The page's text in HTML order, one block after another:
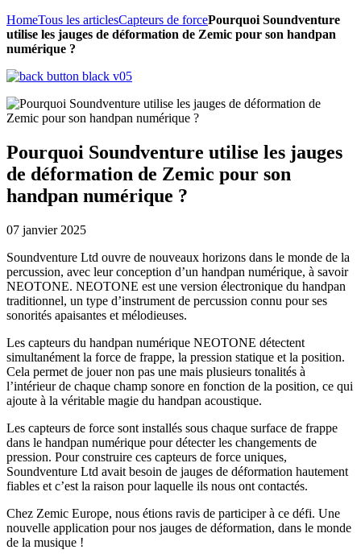
HomeTous les articlesCapteurs de forcePourquoi Soundventure
utilise les jauges de déformation de Zemic pour son handpan
numérique ?
Pourquoi Soundventure utilise les jauges
de déformation de Zemic pour son
handpan numérique ?
07 janvier 2025
Soundventure Ltd ouvre de nouveaux horizons dans le monde de la
percussion, avec leur conception d’un handpan numérique, à savoir
NEOTONE. NEOTONE est une version électronique du handpan
traditionnel, un type d’instrument de percussion connu pour ses
sonorités apaisantes et mélodieuses.
Les capteurs du handpan numérique NEOTONE détectent
simultanément la force de frappe, la pression statique et la position.
Cela permet de jouer non pas une mais plusieurs tonalités à
l’intérieur de chaque champ sonore en fonction de la position, ce qui
ajoute à la véritable magie du handpan acoustique.
Les capteurs de force sont installés sous chaque surface de frappe
dans le handpan numérique pour détecter les changements de
pression. Pour construire ces capteurs de force uniques,
Soundventure Ltd avait besoin de jauges de déformation hautement
fiables et c’est la raison pour laquelle ils nous ont contactés.
Chez Zemic Europe, nous étions ravis de participer à ce défi. Une
nouvelle application pour nos jauges de déformation, dans le monde
de la musique !